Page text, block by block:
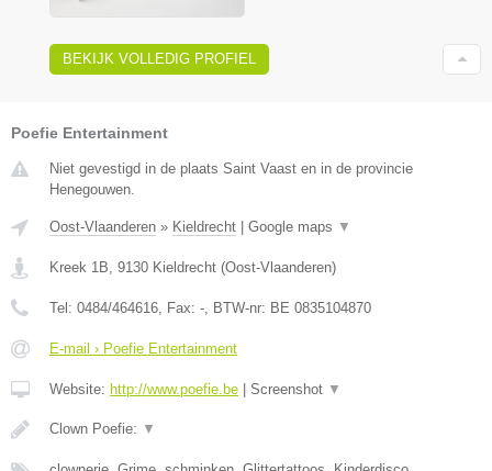
BEKIJK VOLLEDIG PROFIEL
Poefie Entertainment
Niet gevestigd in de plaats Saint Vaast en in de provincie
Henegouwen.
Oost-Vlaanderen » Kieldrecht | Google maps ▼
Kreek 1B 9130 Kieldrecht (Oost-Vlaanderen)
Tel: 0484/464616 , Fax: - , BTW-nr: BE 0835104870
E-mail › Poefie Entertainment
Website: http://www.poefie.be | Screenshot ▼
Clown Poefie: ▼